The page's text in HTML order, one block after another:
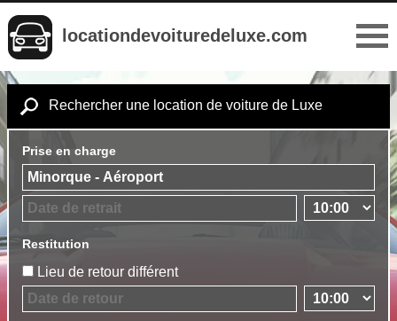
locationdevoituredeluxe.com
Rechercher une location de voiture de Luxe
Prise en charge
Restitution
Lieu de retour différent